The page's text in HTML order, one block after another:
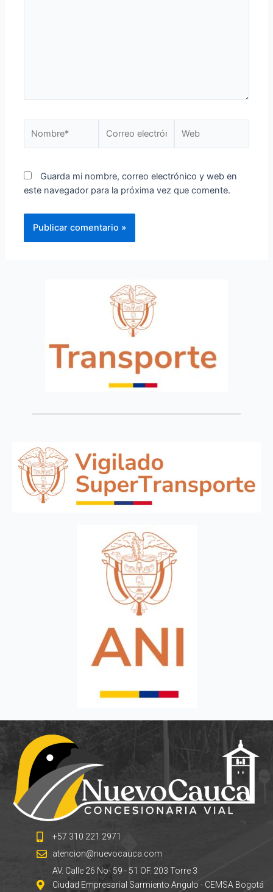
Guarda mi nombre, correo electrónico y web en
este navegador para la próxima vez que comente.
+57 310 221 2971
atencion@nuevocauca.com
AV. Calle 26 No- 59 - 51 OF. 203 Torre 3
Ciudad Empresarial Sarmiento Angulo - CEMSA Bogotá